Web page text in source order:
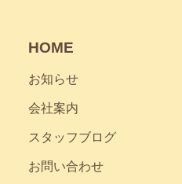
HOME
お知らせ
会社案内
スタッフブログ
お問い合わせ